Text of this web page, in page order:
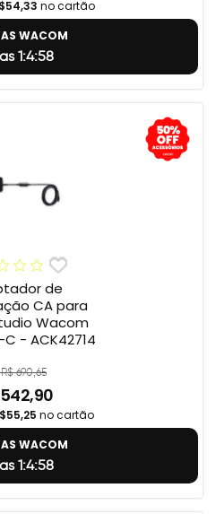
no cartão
WACOM
1:4:57
de
CA para
Wacom
C - ACK42714
690,65
no cartão
WACOM
1:4:57